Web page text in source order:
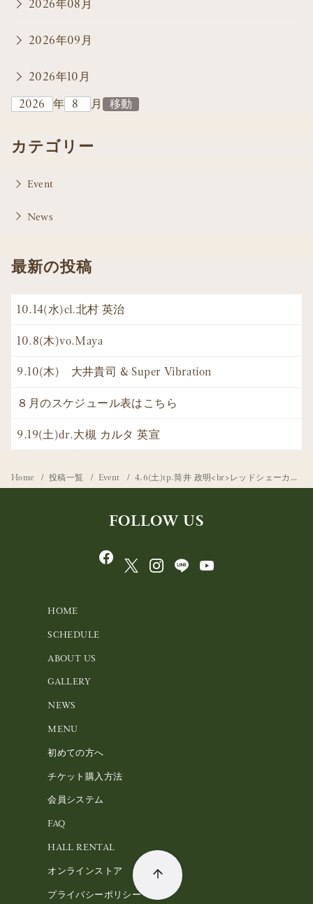
2026年08月
2026年09月
2026年10月
年
月
カテゴリー
Event
News
最新の投稿
10.14(水)cl.北村 英治
10.8(木)vo.Maya
9.10(木) 大井貴司 & Super Vibration
８月のスケジュール表はこちら
9.19(土)dr.大槻 カルタ 英宣
Home 投稿一覧 Event 4.6(土)tp.筒井 政明<br>レッドシェーカーズ<br>vo.絵馬 優子
FOLLOW US
HOME
SCHEDULE
ABOUT US
GALLERY
NEWS
MENU
初めての方へ
チケット購入方法
会員システム
FAQ
HALL RENTAL
オンラインストア
プライバシーポリシー